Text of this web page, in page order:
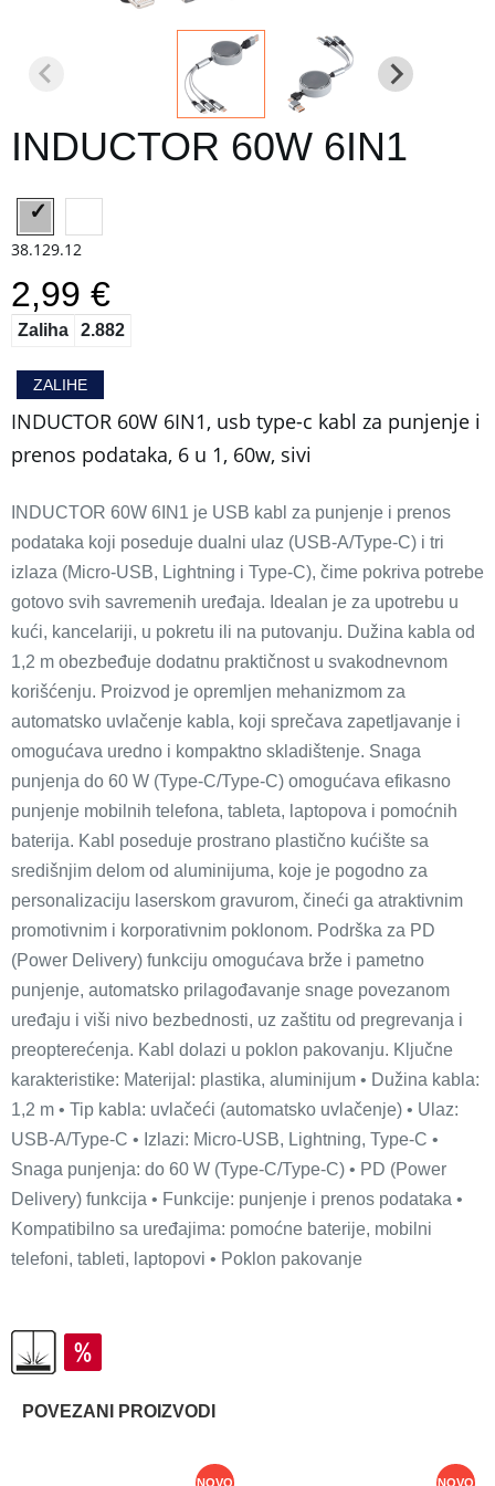
INDUCTOR 60W 6IN1
38.129.12
2,99 €
Zaliha 2.882
ZALIHE
INDUCTOR 60W 6IN1, usb type-c kabl za punjenje i
prenos podataka, 6 u 1, 60w, sivi
INDUCTOR 60W 6IN1 je USB kabl za punjenje i prenos
podataka koji poseduje dualni ulaz (USB-A/Type-C) i tri
izlaza (Micro-USB, Lightning i Type-C), čime pokriva potrebe
gotovo svih savremenih uređaja. Idealan je za upotrebu u
kući, kancelariji, u pokretu ili na putovanju. Dužina kabla od
1,2 m obezbeđuje dodatnu praktičnost u svakodnevnom
korišćenju. Proizvod je opremljen mehanizmom za
automatsko uvlačenje kabla, koji sprečava zapetljavanje i
omogućava uredno i kompaktno skladištenje. Snaga
punjenja do 60 W (Type-C/Type-C) omogućava efikasno
punjenje mobilnih telefona, tableta, laptopova i pomoćnih
baterija. Kabl poseduje prostrano plastično kućište sa
središnjim delom od aluminijuma, koje je pogodno za
personalizaciju laserskom gravurom, čineći ga atraktivnim
promotivnim i korporativnim poklonom. Podrška za PD
(Power Delivery) funkciju omogućava brže i pametno
punjenje, automatsko prilagođavanje snage povezanom
uređaju i viši nivo bezbednosti, uz zaštitu od pregrevanja i
preopterećenja. Kabl dolazi u poklon pakovanju. Ključne
karakteristike: Materijal: plastika, aluminijum • Dužina kabla:
1,2 m • Tip kabla: uvlačeći (automatsko uvlačenje) • Ulaz:
USB-A/Type-C • Izlazi: Micro-USB, Lightning, Type-C •
Snaga punjenja: do 60 W (Type-C/Type-C) • PD (Power
Delivery) funkcija • Funkcije: punjenje i prenos podataka •
Kompatibilno sa uređajima: pomoćne baterije, mobilni
telefoni, tableti, laptopovi • Poklon pakovanje
POVEZANI PROIZVODI
NOVO NOVO